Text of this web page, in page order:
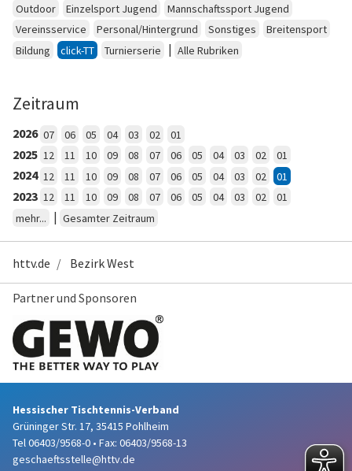
Outdoor
Einzelsport Jugend
Mannschaftssport Jugend
Vereinsservice
Personal/Hintergrund Sonstiges
Breitensport
Bildung
click-TT Turnierserie | Alle Rubriken
Zeitraum
2026 07 06 05 04 03 02 01
2025 12 11 10 09 08 07 06 05 04 03 02 01
2024 12 11 10 09 08 07 06 05 04 03 02 01
2023 12 11 10 09 08 07 06 05 04 03 02
01
mehr...
| Gesamter Zeitraum
httv.de Bezirk West
Partner und Sponsoren
Hessischer Tischtennis-Verband
Grüninger Str. 17, 35415 Pohlheim
Tel 06403/9568-0 • Fax: 06403/9568-13
geschaeftsstelle@httv.de